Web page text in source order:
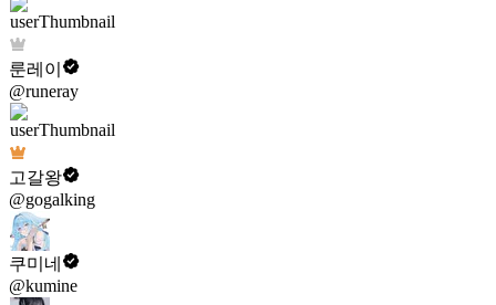
룬레이
@runeray
고갈왕
@gogalking
쿠미네
@kumine